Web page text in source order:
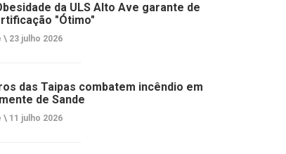
da ULS Alto Ave garante de
"Ótimo"
\ 23 julho 2026
das Taipas combatem incêndio em
de Sande
\ 11 julho 2026